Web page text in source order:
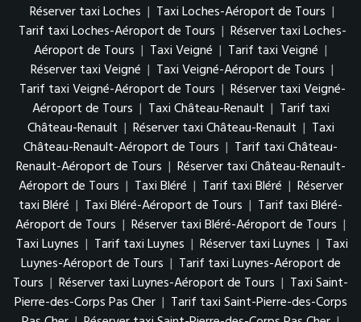
Réserver taxi Loches | Taxi Loches-Aéroport de Tours |
Tarif taxi Loches-Aéroport de Tours | Réserver taxi Loches-
Aéroport de Tours | Taxi Veigné | Tarif taxi Veigné |
Réserver taxi Veigné | Taxi Veigné-Aéroport de Tours |
Tarif taxi Veigné-Aéroport de Tours | Réserver taxi Veigné-
Aéroport de Tours | Taxi Château-Renault | Tarif taxi
Château-Renault | Réserver taxi Château-Renault | Taxi
Château-Renault-Aéroport de Tours | Tarif taxi Château-
Renault-Aéroport de Tours | Réserver taxi Château-Renault-
Aéroport de Tours | Taxi Bléré | Tarif taxi Bléré | Réserver
taxi Bléré | Taxi Bléré-Aéroport de Tours | Tarif taxi Bléré-
Aéroport de Tours | Réserver taxi Bléré-Aéroport de Tours |
Taxi Luynes | Tarif taxi Luynes | Réserver taxi Luynes | Taxi
Luynes-Aéroport de Tours | Tarif taxi Luynes-Aéroport de
Tours | Réserver taxi Luynes-Aéroport de Tours | Taxi Saint-
Pierre-des-Corps Pas Cher | Tarif taxi Saint-Pierre-des-Corps